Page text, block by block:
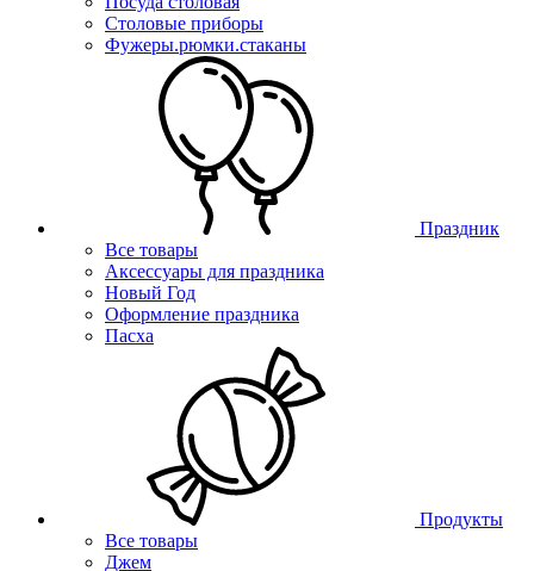
Столовые приборы
Фужеры.рюмки.стаканы
Праздник
Все товары
Аксессуары для праздника
Новый Год
Оформление праздника
Пасха
Продукты
Все товары
Джем